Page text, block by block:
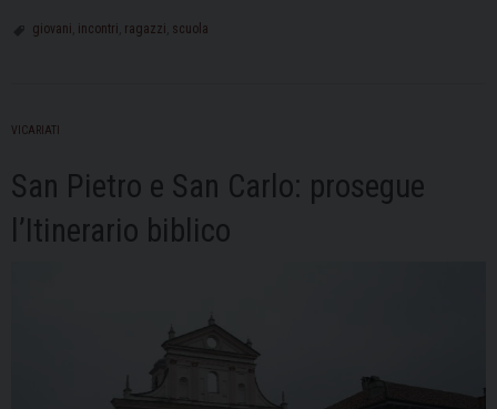
giovani incontri ragazzi scuola
VICARIATI
San Pietro e San Carlo: prosegue
l’Itinerario biblico